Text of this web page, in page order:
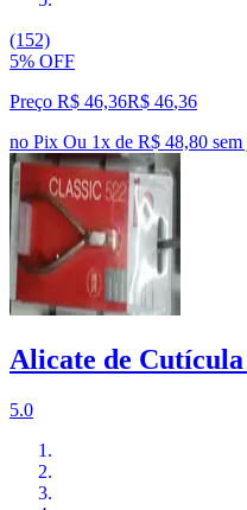
(152)
5% OFF
Preço R$ 46,36R$ 46,36
no Pix Ou 1x de R$ 48,80 sem
Alicate de
5.0